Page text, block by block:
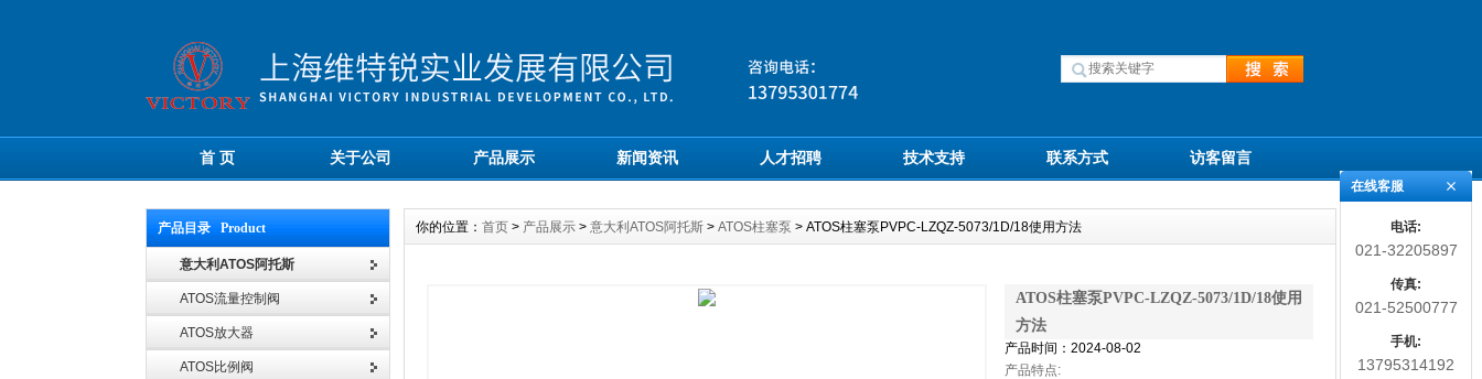
首 页 关于公司 产品展示 新闻资讯 人才招聘 技术支持 联系方式 访客留言
产品目录 Product
意大利ATOS阿托斯
ATOS流量控制阀
ATOS放大器
ATOS比例阀
你的位置： 首页 > 产品展示 > 意大利ATOS阿托斯 > ATOS柱塞泵 > ATOS柱塞泵PVPC-LZQZ-5073/1D/18使用方法
ATOS柱塞泵PVPC-LZQZ-5073/1D/18使用
方法
产品时间：2024-08-02
产品特点:
在线客服
电话:
021-32205897
传真:
021-52500777
手机:
13795314192